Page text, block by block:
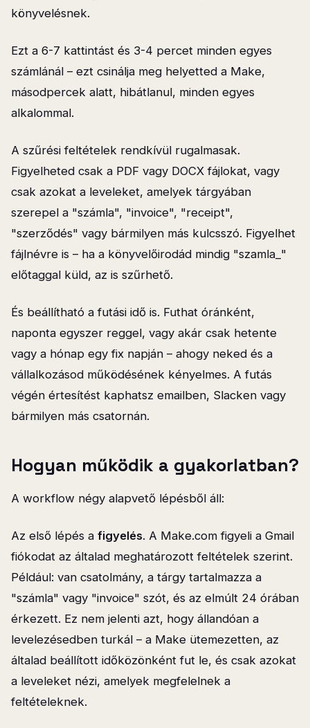
könyvelésnek.
Ezt a 6-7 kattintást és 3-4 percet minden egyes
számlánál – ezt csinálja meg helyetted a Make,
másodpercek alatt, hibátlanul, minden egyes
alkalommal.
A szűrési feltételek rendkívül rugalmasak.
Figyelheted csak a PDF vagy DOCX fájlokat, vagy
csak azokat a leveleket, amelyek tárgyában
szerepel a "számla", "invoice", "receipt",
"szerződés" vagy bármilyen más kulcsszó. Figyelhet
fájlnévre is – ha a könyvelőirodád mindig "szamla_"
előtaggal küld, az is szűrhető.
És beállítható a futási idő is. Futhat óránként,
naponta egyszer reggel, vagy akár csak hetente
vagy a hónap egy fix napján – ahogy neked és a
vállalkozásod működésének kényelmes. A futás
végén értesítést kaphatsz emailben, Slacken vagy
bármilyen más csatornán.
Hogyan működik a gyakorlatban?
A workflow négy alapvető lépésből áll:
Az első lépés a figyelés. A Make.com figyeli a Gmail
fiókodat az általad meghatározott feltételek szerint.
Például: van csatolmány, a tárgy tartalmazza a
"számla" vagy "invoice" szót, és az elmúlt 24 órában
érkezett. Ez nem jelenti azt, hogy állandóan a
levelezésedben turkál – a Make ütemezetten, az
általad beállított időközönként fut le, és csak azokat
a leveleket nézi, amelyek megfelelnek a
feltételeknek.